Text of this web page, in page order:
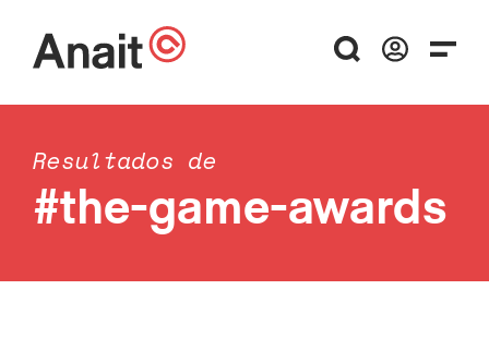
Resultados de
#the-game-awards